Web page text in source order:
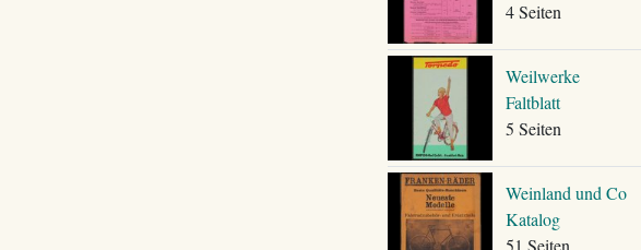
4 Seiten
Weilwerke
Faltblatt
5 Seiten
Weinland und Co
Katalog
51 Seiten